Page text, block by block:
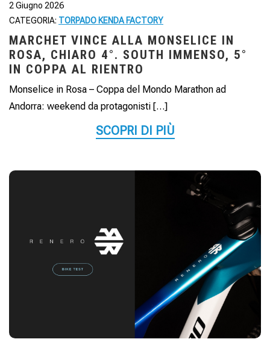
2 Giugno 2026
CATEGORIA: TORPADO KENDA FACTORY
MARCHET VINCE ALLA MONSELICE IN
ROSA, CHIARO 4°. SOUTH IMMENSO, 5°
IN COPPA AL RIENTRO
Monselice in Rosa – Coppa del Mondo Marathon ad
Andorra: weekend da protagonisti […]
SCOPRI DI PIÙ